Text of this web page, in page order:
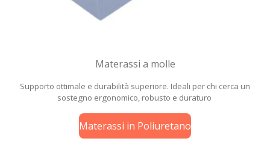
Materassi a molle
Supporto ottimale e durabilità superiore. Ideali per chi cerca un
sostegno ergonomico, robusto e duraturo
Materassi in Poliuretano